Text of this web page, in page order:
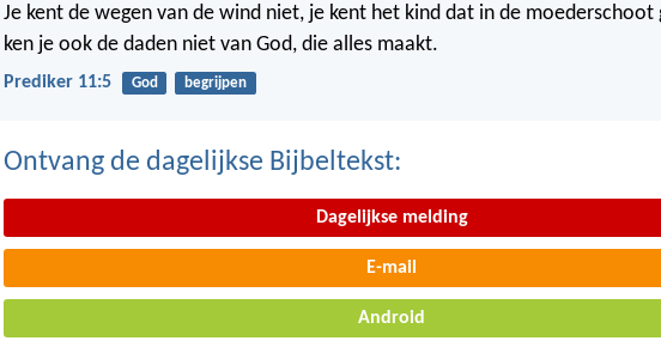
Je kent de wegen van de wind niet, je kent het kind dat in de moederschoot
ken je ook de daden niet van God, die alles maakt.
Prediker 11:5 God begrijpen
Ontvang de dagelijkse Bijbeltekst:
Dagelijkse melding
E-mail
Android